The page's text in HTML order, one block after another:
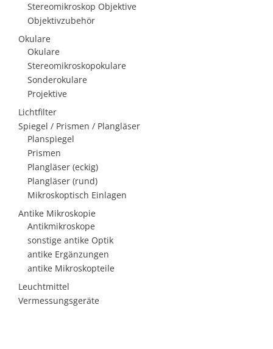
Stereomikroskop Objektive
Objektivzubehör
Okulare
Okulare
Stereomikroskopokulare
Sonderokulare
Projektive
Lichtfilter
Spiegel / Prismen / Plangläser
Planspiegel
Prismen
Plangläser (eckig)
Plangläser (rund)
Mikroskoptisch Einlagen
Antike Mikroskopie
Antikmikroskope
sonstige antike Optik
antike Ergänzungen
antike Mikroskopteile
Leuchtmittel
Vermessungsgeräte